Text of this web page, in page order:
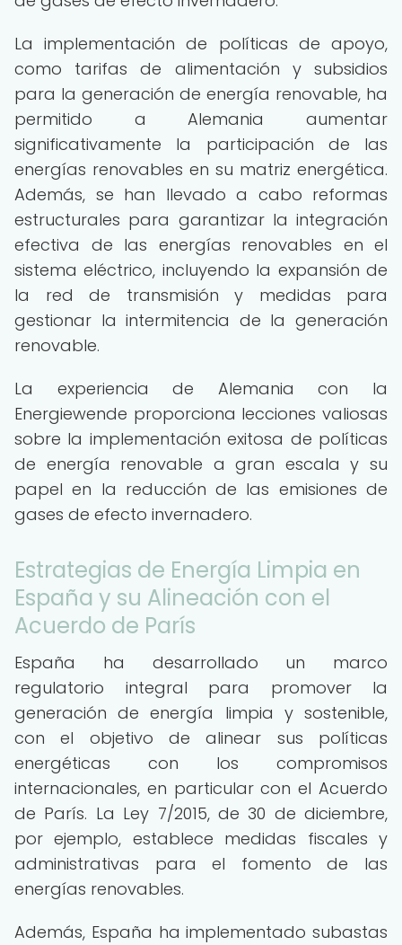
La implementación de políticas de apoyo,
como tarifas de alimentación y subsidios
para la generación de energía renovable, ha
permitido a Alemania aumentar
significativamente la participación de las
energías renovables en su matriz energética.
Además, se han llevado a cabo reformas
estructurales para garantizar la integración
efectiva de las energías renovables en el
sistema eléctrico, incluyendo la expansión de
la red de transmisión y medidas para
gestionar la intermitencia de la generación
renovable.
La experiencia de Alemania con la
Energiewende proporciona lecciones valiosas
sobre la implementación exitosa de políticas
de energía renovable a gran escala y su
papel en la reducción de las emisiones de
gases de efecto invernadero.
Estrategias de Energía Limpia en
España y su Alineación con el
Acuerdo de París
España ha desarrollado un marco
regulatorio integral para promover la
generación de energía limpia y sostenible,
con el objetivo de alinear sus políticas
energéticas con los compromisos
internacionales, en particular con el Acuerdo
de París. La Ley 7/2015, de 30 de diciembre,
por ejemplo, establece medidas fiscales y
administrativas para el fomento de las
energías renovables.
Además, España ha implementado subastas